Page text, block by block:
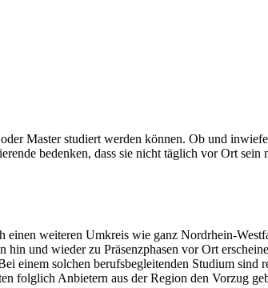
Master studiert werden können. Ob und
bedenken, dass sie nicht täglich vor Ort
weiteren Umkreis wie ganz Nordrhein-
und wieder zu Präsenzphasen vor Ort
solchen berufsbegleitenden Studium sind
folglich Anbietern aus der Region den Vorzug